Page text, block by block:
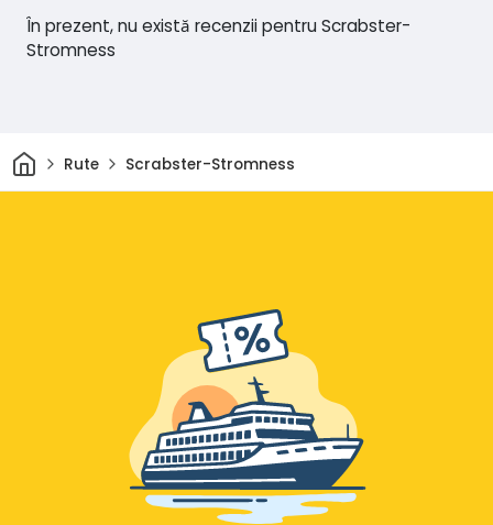
În prezent, nu există recenzii pentru Scrabster-
Stromness
AcasăRute Scrabster-Stromness